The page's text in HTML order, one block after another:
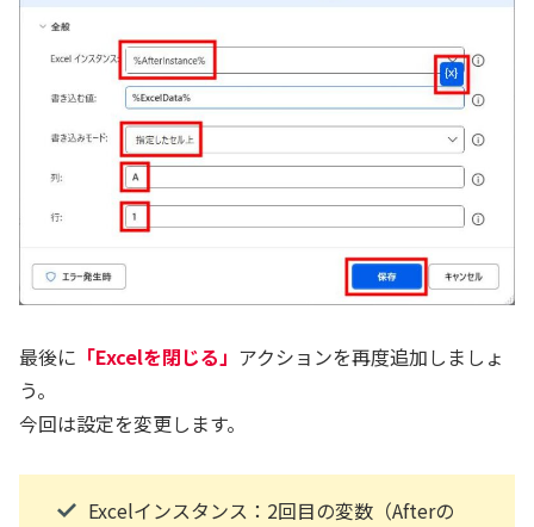
最後に 「Excelを閉じる」 アクションを再度追加しましょ
う。
今回は設定を変更します。
Excelインスタンス：2回目の変数（Afterの